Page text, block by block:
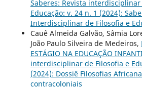
Saberes: Revista
Educação: v. 24 n. 1 (2024):
Interdisciplinar de Filosofia e
Cauê Almeida Galvão, Sâmia
João Paulo Silveira de Medeiros,
ESTÁGIO NA EDUCAÇÃO
interdisciplinar de Filosofia e
(2024): Dossiê Filosofias
contracoloniais